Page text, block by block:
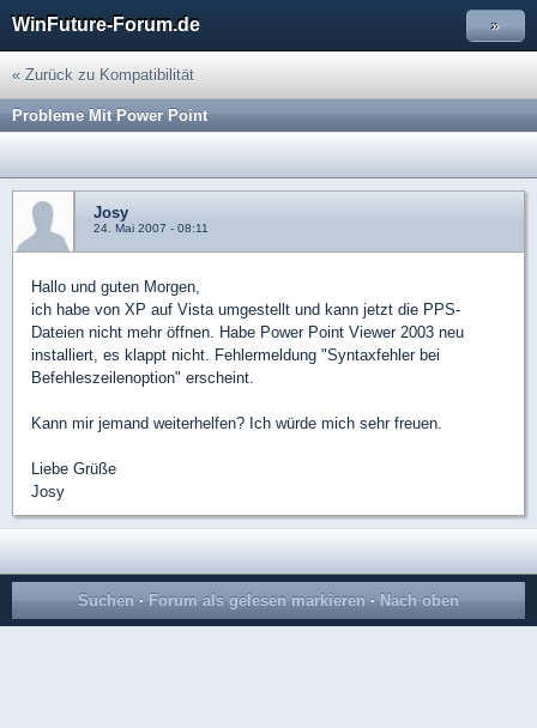
WinFuture-Forum.de »
« Zurück zu Kompatibilität
Probleme Mit Power Point
Josy
24. Mai 2007 - 08:11
Hallo und guten Morgen,
ich habe von XP auf Vista umgestellt und kann jetzt die PPS-
Dateien nicht mehr öffnen. Habe Power Point Viewer 2003 neu
installiert, es klappt nicht. Fehlermeldung "Syntaxfehler bei
Befehleszeilenoption" erscheint.
Kann mir jemand weiterhelfen? Ich würde mich sehr freuen.
Liebe Grüße
Josy
Suchen · Forum als gelesen markieren · Nach oben